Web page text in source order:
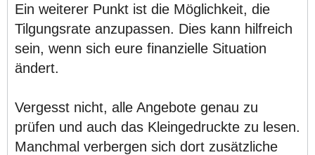
Ein weiterer Punkt ist die Möglichkeit, die
Tilgungsrate anzupassen. Dies kann hilfreich
sein, wenn sich eure finanzielle Situation
ändert.
Vergesst nicht, alle Angebote genau zu
prüfen und auch das Kleingedruckte zu lesen.
Manchmal verbergen sich dort zusätzliche